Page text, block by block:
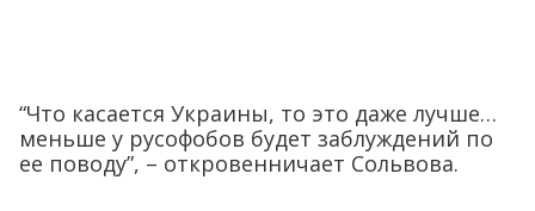
“Что касается Украины, то это даже лучше…
меньше у русофобов будет заблуждений по
ее поводу”, – откровенничает Сольвова.